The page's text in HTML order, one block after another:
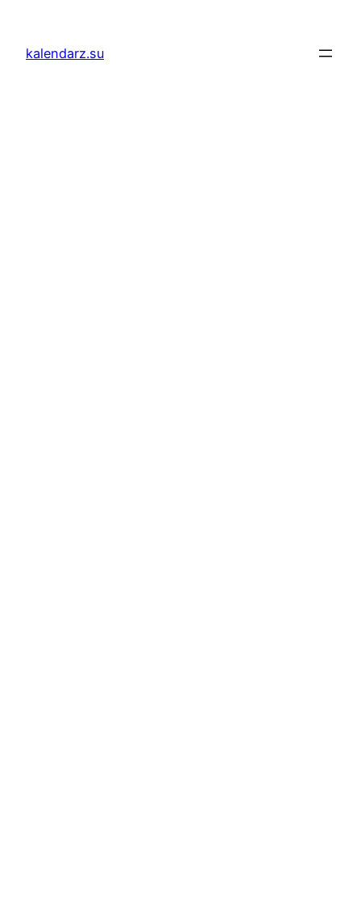
treścikalendarz.su